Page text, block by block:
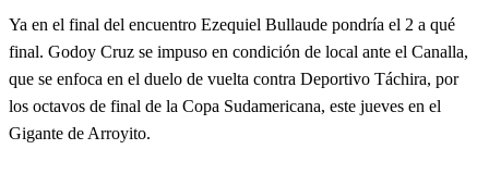
Ya en el final del encuentro Ezequiel Bullaude pondría el 2 a qué
final. Godoy Cruz se impuso en condición de local ante el Canalla,
que se enfoca en el duelo de vuelta contra Deportivo Táchira, por
los octavos de final de la Copa Sudamericana, este jueves en el
Gigante de Arroyito.